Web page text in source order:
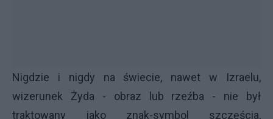
Nigdzie i nigdy na świecie, nawet w Izraelu,
wizerunek Żyda - obraz lub rzeźba - nie był
traktowany jako znak-symbol szczęścia,